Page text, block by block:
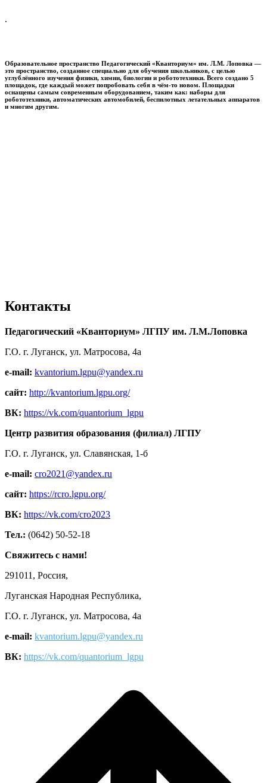
.
Образовательное пространство Педагогический «Кванториум» им. Л.М. Лоповка —
это пространство, созданное специально для обучения школьников, с целью
углублённого изучения физики, химии, биологии и робототехники. Всего создано 5
площадок, где каждый может попробовать себя в чём-то новом. Площадки
оснащены самым современным оборудованием, таким как: наборы для
робототехники, автоматических автомобилей, беспилотных летательных аппаратов
и многим другим.
Контакты
Педагогический «Кванториум» ЛГПУ им. Л.М.Лоповка
Г.О. г. Луганск, ул. Матросова, 4а
e-mail: kvantorium.lgpu@yandex.ru
сайт: http://kvantorium.lgpu.org/
ВК: https://vk.com/quantorium_lgpu
Центр развития образования (филиал) ЛГПУ
Г.О. г. Луганск, ул. Славянская, 1-б
e-mail: cro2021@yandex.ru
сайт: https://rcro.lgpu.org/
ВК: https://vk.com/cro2023
Тел.: (0642) 50-52-18
Свяжитесь с нами!
291011, Россия,
Луганская Народная Республика,
Г.О. г. Луганск, ул. Матросова, 4а
e-mail: kvantorium.lgpu@yandex.ru
ВК: https://vk.com/quantorium_lgpu